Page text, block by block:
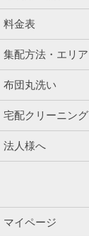
料金表
集配方法・エリア
布団丸洗い
宅配クリーニング
法人様へ
マイページ